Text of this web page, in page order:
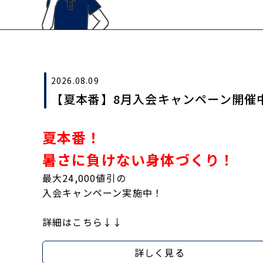
2026.08.09
【夏本番】8月入会キャンペーン開催
夏本番！
暑さに負けない身体づくり！
最大24,000値引の
入会キャンペーン実施中！
詳細はこちら↓↓
詳しく見る